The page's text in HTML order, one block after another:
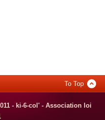
To Top
- ki-6-col' - Association loi